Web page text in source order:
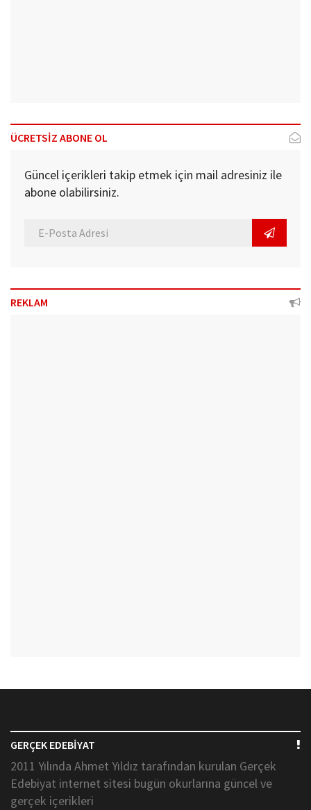
ÜCRETSİZ ABONE OL
Güncel içerikleri takip etmek için mail adresiniz ile
abone olabilirsiniz.
REKLAM
GERÇEK EDEBİYAT
2011 Yılında Ahmet Yıldız tarafından kurulan Gerçek
Edebiyat internet sitesi bugün okurlarına güncel ve
gerçek içerikleri